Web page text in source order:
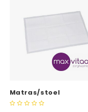
Matras/stoel
beschermer wegwerp